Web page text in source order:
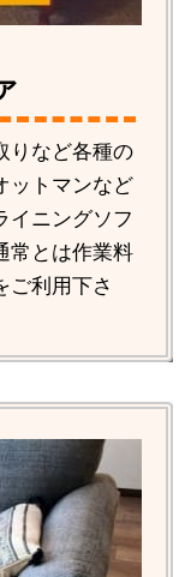
りなど各種の
ットマンなど
イニングソフ
常とは作業料
ご利用下さ